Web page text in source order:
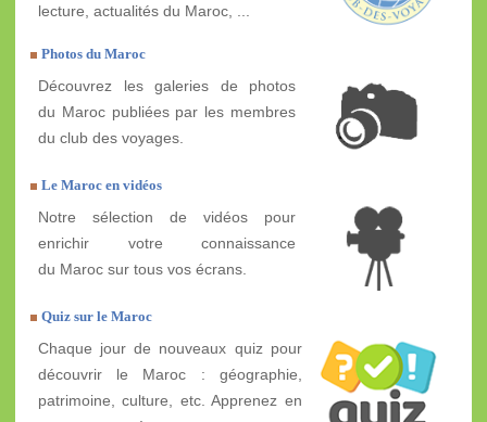
lecture, actualités du Maroc, ...
Photos du Maroc
Découvrez les galeries de photos
du Maroc publiées par les membres
du club des voyages.
Le Maroc en vidéos
Notre sélection de vidéos pour
enrichir votre connaissance
du Maroc sur tous vos écrans.
Quiz sur le Maroc
Chaque jour de nouveaux quiz pour
découvrir le Maroc : géographie,
patrimoine, culture, etc. Apprenez en